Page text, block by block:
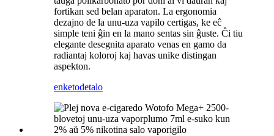
fortikan sed belan aparaton. La ergonomia
dezajno de la unu-uza vapilo certigas, ke eĉ
simple teni ĝin en la mano sentas sin ĝuste. Ĉi tiu
elegante desegnita aparato venas en gamo da
radiantaj koloroj kaj havas unike distingan
aspekton.
enketodetalo